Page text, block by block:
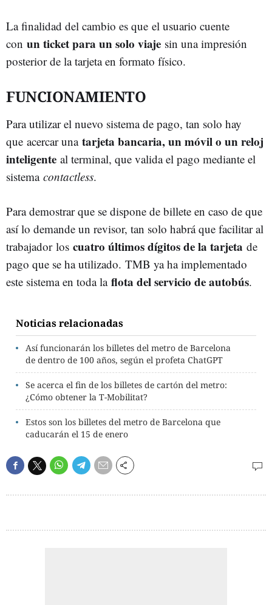
La finalidad del cambio es que el usuario cuente
con un ticket para un solo viaje sin una impresión
posterior de la tarjeta en formato físico.
FUNCIONAMIENTO
Para utilizar el nuevo sistema de pago, tan solo hay
que acercar una tarjeta bancaria, un móvil o un reloj
inteligente al terminal, que valida el pago mediante el
sistema contactless.
Para demostrar que se dispone de billete en caso de que
así lo demande un revisor, tan solo habrá que facilitar al
trabajador los cuatro últimos dígitos de la tarjeta de
pago que se ha utilizado. TMB ya ha implementado
este sistema en toda la flota del servicio de autobús.
Noticias relacionadas
Así funcionarán los billetes del metro de Barcelona
de dentro de 100 años, según el profeta ChatGPT
Se acerca el fin de los billetes de cartón del metro:
¿Cómo obtener la T-Mobilitat?
Estos son los billetes del metro de Barcelona que
caducarán el 15 de enero